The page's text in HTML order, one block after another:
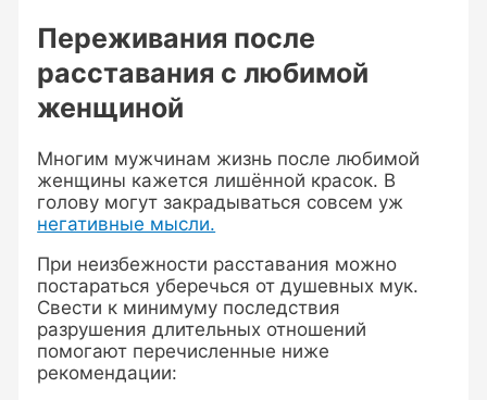
Переживания после
расставания с любимой
женщиной
Многим мужчинам жизнь после любимой
женщины кажется лишённой красок. В
голову могут закрадываться совсем уж
негативные мысли.
При неизбежности расставания можно
постараться уберечься от душевных мук.
Свести к минимуму последствия
разрушения длительных отношений
помогают перечисленные ниже
рекомендации: